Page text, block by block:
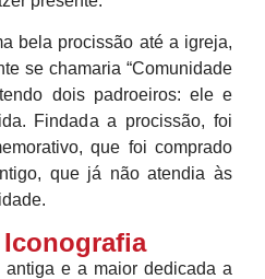
bela procissão até a igreja,
se chamaria “Comunidade
dois padroeiros: ele e
Findada a procissão, foi
que foi comprado
que já não atendia às
e a maior dedicada a